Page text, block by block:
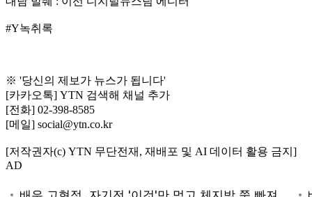
#Y녹취록
※ '당신의 제보가 뉴스가 됩니다'
[카카오톡] YTN 검색해 채널 추가
[전화] 02-398-8585
[메일] social@ytn.co.kr
[저작권자(c) YTN 무단전재, 재배포 및 AI 데이터 활용 금지]
AD